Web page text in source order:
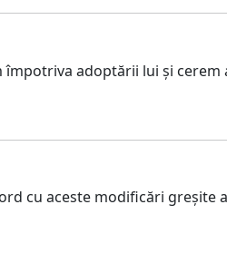
adoptării lui și cerem
cu aceste modificări greșite